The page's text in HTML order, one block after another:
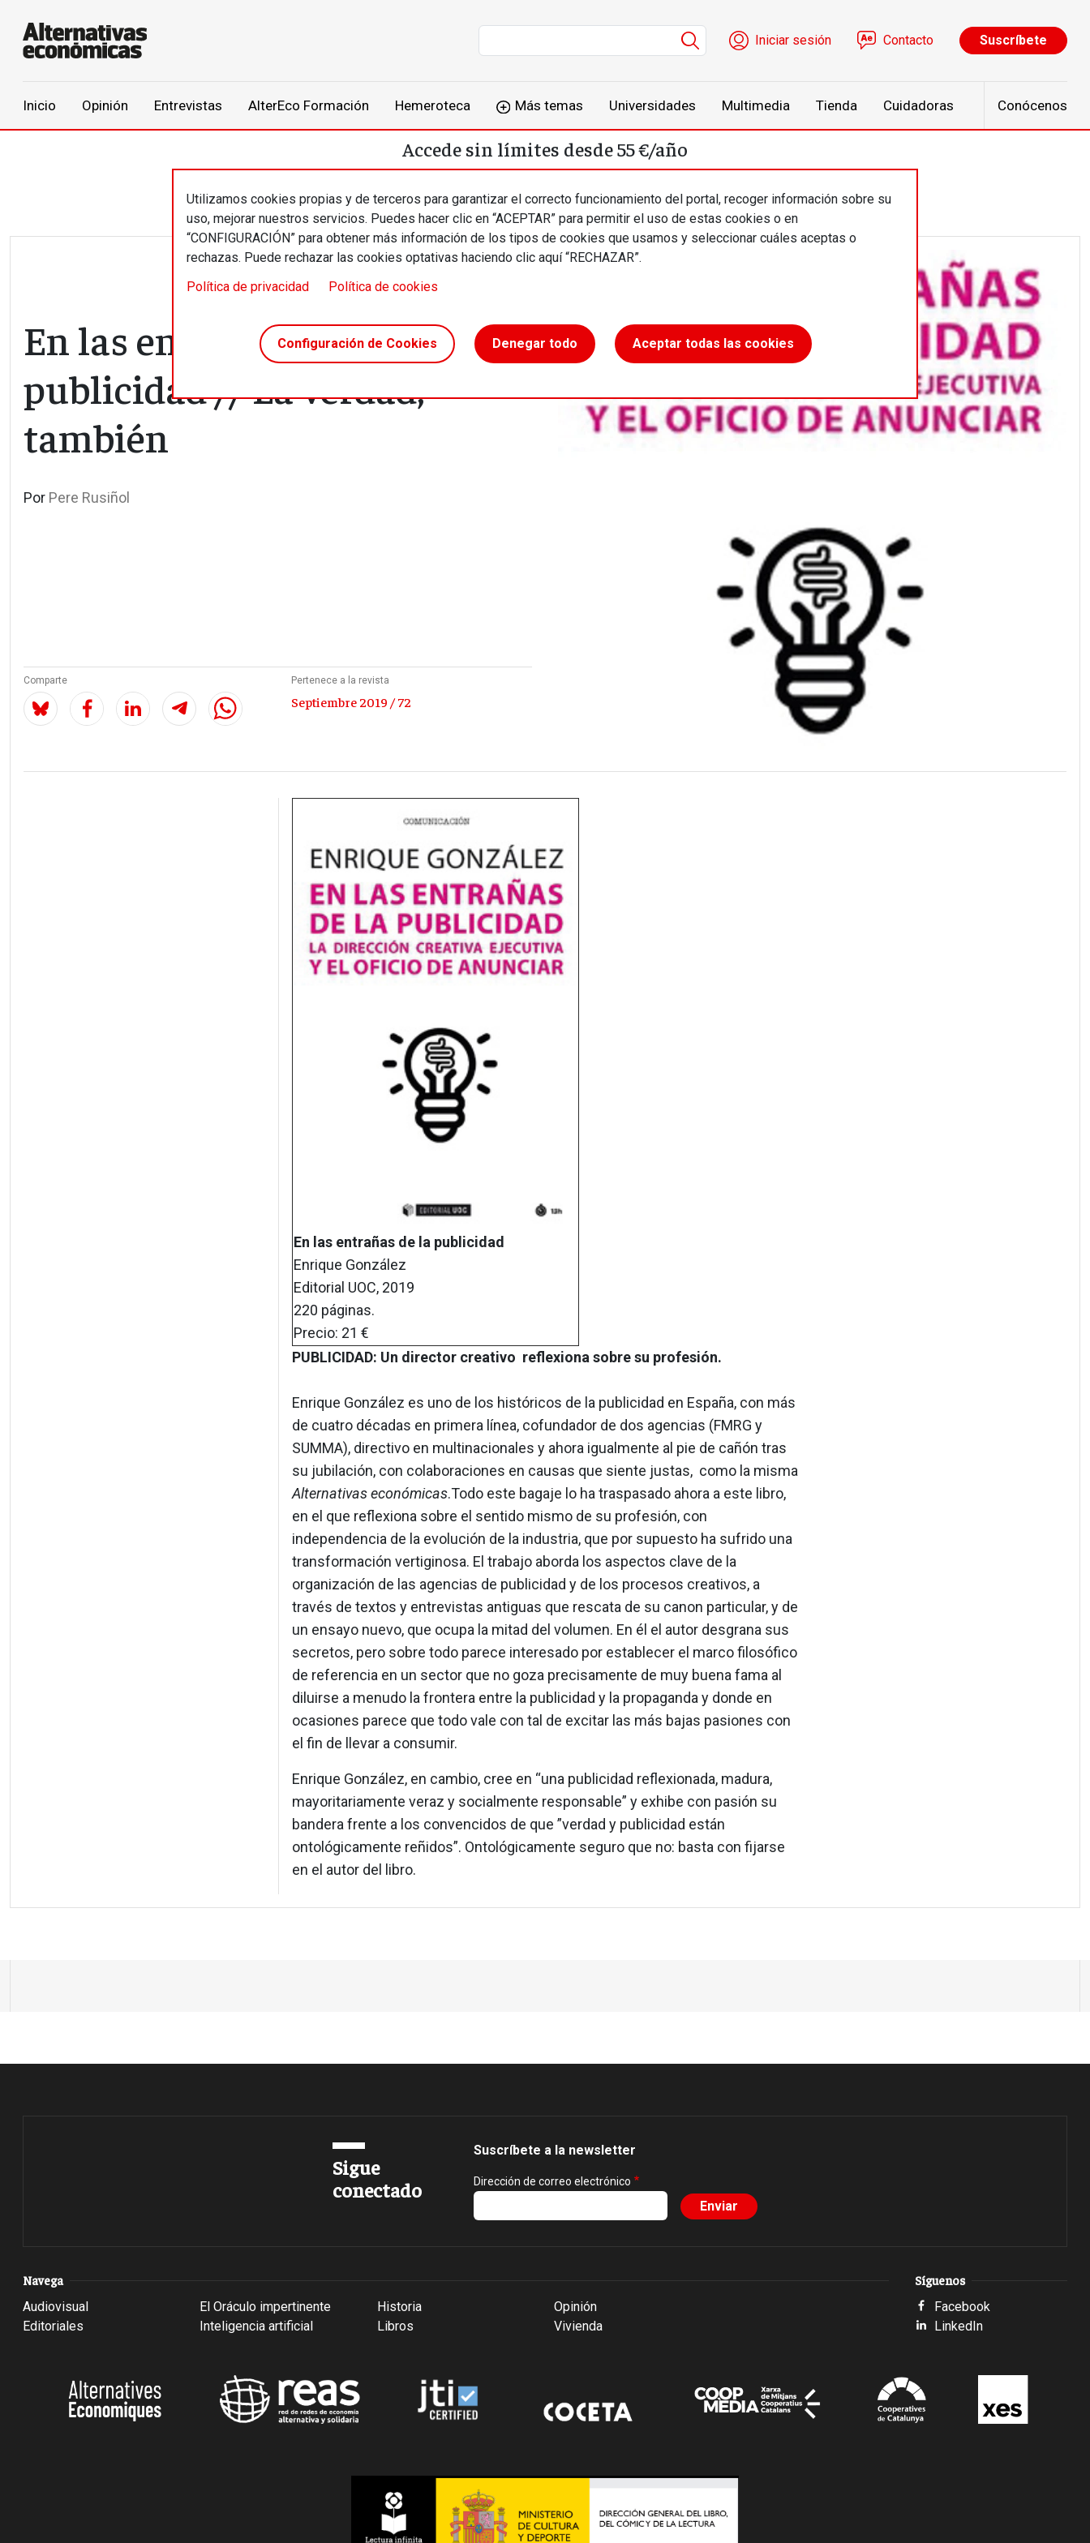
Menú de cuenta de usuario
Iniciar sesión Contacto Suscríbete
Inicio Opinión Entrevistas AlterEco Formación Hemeroteca Más temas Universidades Multimedia Tienda Cuidadoras Conócenos
Utilizamos cookies propias y de terceros para garantizar el correcto funcionamiento del portal, recoger información sobre su
uso, mejorar nuestros servicios. Puedes hacer clic en “ACEPTAR” para permitir el uso de estas cookies o en
“CONFIGURACIÓN” para obtener más información de los tipos de cookies que usamos y seleccionar cuáles aceptas o
rechazas. Puede rechazar las cookies optativas haciendo clic aquí “RECHAZAR”.
Política de privacidad
Política de cookies
Configuración de Cookies Denegar todo Aceptar todas las cookies
Accede sin límites desde 55 €/año
En las entrañas de la
publicidad // La verdad,
también
Por Pere Rusiñol
Comparte Pertenece a la revista
Septiembre 2019 / 72
En las entrañas de la publicidad
Enrique González
Editorial UOC, 2019
220 páginas.
Precio: 21 €
PUBLICIDAD: Un director creativo reflexiona sobre su profesión.
Enrique González es uno de los históricos de la publicidad en España, con más
de cuatro décadas en primera línea, cofundador de dos agencias (FMRG y
SUMMA), directivo en multinacionales y ahora igualmente al pie de cañón tras
su jubilación, con colaboraciones en causas que siente justas, como la misma
Alternativas económicas.Todo este bagaje lo ha traspasado ahora a este libro,
en el que reflexiona sobre el sentido mismo de su profesión, con
independencia de la evolución de la industria, que por supuesto ha sufrido una
transformación vertiginosa. El trabajo aborda los aspectos clave de la
organización de las agencias de publicidad y de los procesos creativos, a
través de textos y entrevistas antiguas que rescata de su canon particular, y de
un ensayo nuevo, que ocupa la mitad del volumen. En él el autor desgrana sus
secretos, pero sobre todo parece interesado por establecer el marco filosófico
de referencia en un sector que no goza precisamente de muy buena fama al
diluirse a menudo la frontera entre la publicidad y la propaganda y donde en
ocasiones parece que todo vale con tal de excitar las más bajas pasiones con
el fin de llevar a consumir.
Enrique González, en cambio, cree en “una publicidad reflexionada, madura,
mayoritariamente veraz y socialmente responsable” y exhibe con pasión su
bandera frente a los convencidos de que ”verdad y publicidad están
ontológicamente reñidos”. Ontológicamente seguro que no: basta con fijarse
en el autor del libro.
Sigue
conectado
Suscríbete a la newsletter
Dirección de correo electrónico
Navega
Audiovisual
Editoriales
El Oráculo impertinente
Inteligencia artificial
Historia
Libros
Opinión
Vivienda
Síguenos
Facebook
LinkedIn